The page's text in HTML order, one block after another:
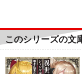
このシリーズの文